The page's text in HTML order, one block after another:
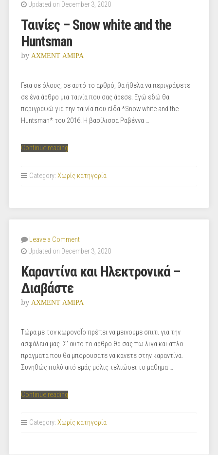
Updated on December 3, 2020
Ταινίες – Snow white and the
Huntsman
by ΑΧΜΕΝΤ ΑΜΙΡΑ
Γεια σε όλους, σε αυτό το αρθρό, θα ήθελα να περιγράψετε
σε ένα άρθρο μια ταινία που σας άρεσε. Εγώ εδώ θα
περιγραψώ για την ταινία που είδα *Snow white and the
Huntsman* του 2016. Η βασίλισσα Ραβέννα …
Continue reading“Ταινίες
Snow
the
Huntsman”
Category: Χωρίς κατηγορία
Leave a Comment
Updated on December 3, 2020
Καραντίνα και Ηλεκτρονικά –
Διαβάστε
by ΑΧΜΕΝΤ ΑΜΙΡΑ
Τώρα με τον κωρονοΪο πρέπει να μεινουμε σπιτι για την
ασφάλεια μας. Σ’ αυτο το αρθρο θα σας πω λιγα και απλα
πραγματα που θα μπορουσατε να κανετε στην καραντίνα.
Συνηθώς πολύ από εμάς μόλις τελιώσει το μαθημα …
Continue reading“Καραντίνα
Ηλεκτρονικά
Category: Χωρίς κατηγορία